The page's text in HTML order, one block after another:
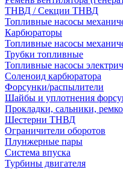
ТНВД / Секции ТНВД
Топливные насосы
Карбюраторы
Топливные насосы
Трубки топливные
Топливные насосы
Соленоид карбюратора
Форсунки/распылители
Шайбы и уплотнения
Прокладки, сальники,
Шестерни ТНВД
Ограничители оборотов
Плунжерные пары
Система впуска
Турбины двигателя